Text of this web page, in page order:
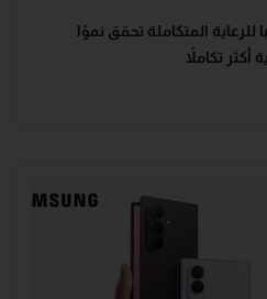
المتكاملة تحقق نموًا